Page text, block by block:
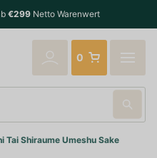
Warenwert
0
Tai Shiraume Umeshu Sake